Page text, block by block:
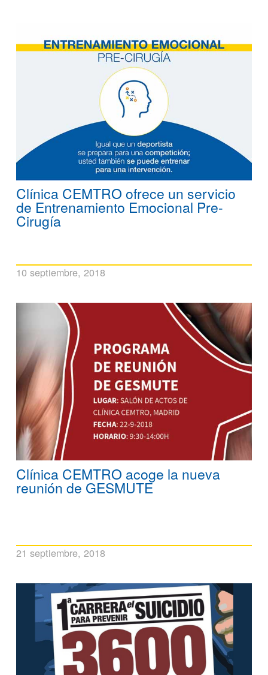
Clínica CEMTRO ofrece un servicio
de Entrenamiento Emocional Pre-
Cirugía
10 septiembre, 2018
Clínica CEMTRO acoge la nueva
reunión de GESMUTE
21 septiembre, 2018